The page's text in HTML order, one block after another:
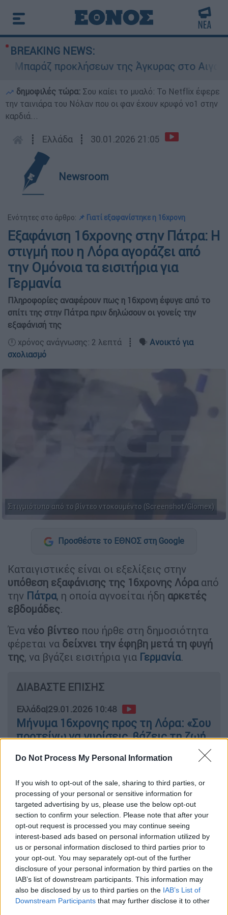
Do Not Process My Personal Information
If you wish to opt-out of the sale, sharing to third parties, or
processing of your personal or sensitive information for
targeted advertising by us, please use the below opt-out
section to confirm your selection. Please note that after your
opt-out request is processed you may continue seeing
interest-based ads based on personal information utilized by
us or personal information disclosed to third parties prior to
your opt-out. You may separately opt-out of the further
disclosure of your personal information by third parties on the
IAB’s list of downstream participants. This information may
also be disclosed by us to third parties on the IAB’s List of
Downstream Participants that may further disclose it to other
BREAKING NEWS:
προκλήσεων της Άγκυρας στο Αιγαίο:
δημοφιλές τώρα: Σου καίει το μυαλό: Το Netflix έφερε
την ταινιάρα του Νόλαν που οι φαν έχουν κρυφό νο1 στην
καρδιά...
┋ Ελλάδα ┋ 30.01.2026 21:05
Newsroom
Ενότητες στο άρθρο: 📌 Γιατί εξαφανίστηκε η 16χρονη
Εξαφάνιση 16χρονης στην Πάτρα: Η
στιγμή που η Λόρα αγοράζει από
την Ομόνοια τα εισιτήρια για
Γερμανία
Πληροφορίες αναφέρουν πως η 16χρονη έφυγε από το
σπίτι της στην Πάτρα πριν δηλώσουν οι γονείς την
εξαφάνισή της
🕛 χρόνος ανάγνωσης: 2 λεπτά ┋ 🗣️ Ανοικτό για
σχολιασμό
Στιγμιότυπο από το βίντεο ντοκουμέντο (Screenshot/Glomex)
Προσθέστε το ΕΘΝΟΣ στη Google
Καταιγιστικές είναι οι εξελίξεις στην
υπόθεση εξαφάνισης της 16χρονης Λόρααπό
την Πάτρα, η οποία αγνοείται ήδη αρκετές
εβδομάδες.
Ένα νέο βίντεο που ήρθε στη δημοσιότητα
φέρεται να δείχνει την έφηβη μετά τη φυγή
της, να βγάζει εισιτήρια για Γερμανία.
ΔΙΑΒΑΣΤΕ ΕΠΙΣΗΣ
Ελλάδα|29.01.2026 10:48
Μήνυμα 16χρονης προς τη Λόρα: «Σου
προτείνω να γυρίσεις, βάζεις τη ζωή
Ελλάδα|30.01.2026 17:12
Νέες αποκαλύψεις για την 16χρονη
από την Πάτρα: Εισιτήριο για
Φρανκφούρτη έβγαλε η Λόρα -
Εκποίησε κοσμήματα
Το βίντεο, που μετέδωσε το Mega, είναι από
κάμερα ασφαλείας ταξιδιωτικού
στην Ομόνοια